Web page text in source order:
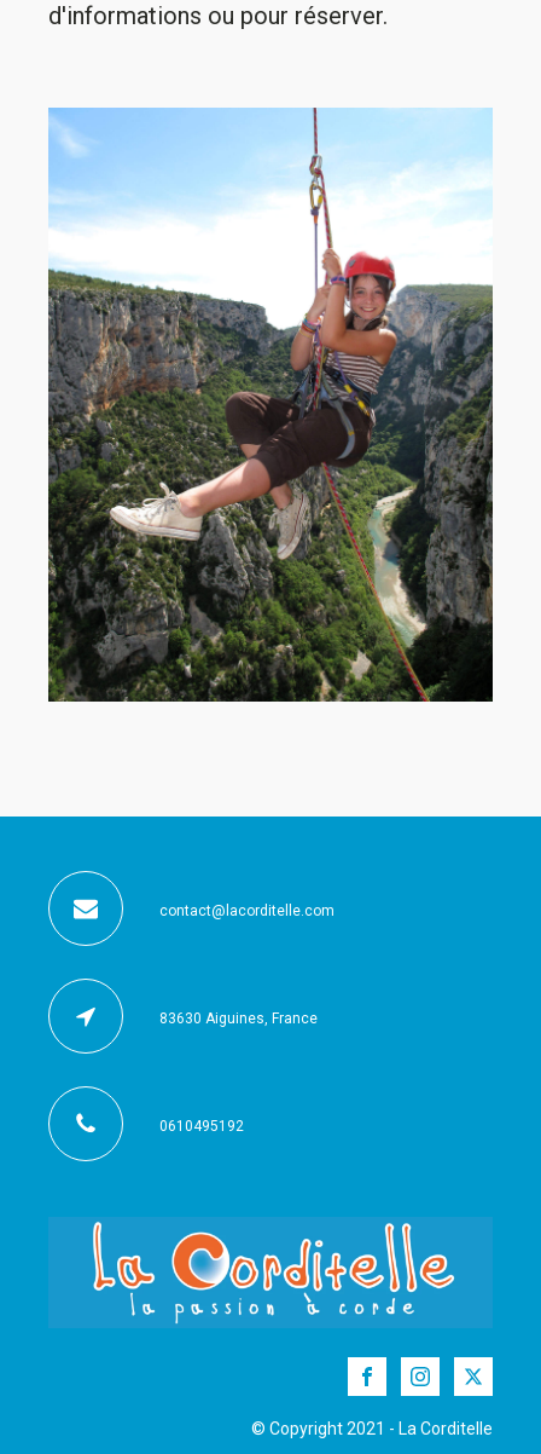
d'informations ou pour réserver.
© Copyright 2021 - La Corditelle
contact@lacorditelle.com
83630 Aiguines, France
0610495192